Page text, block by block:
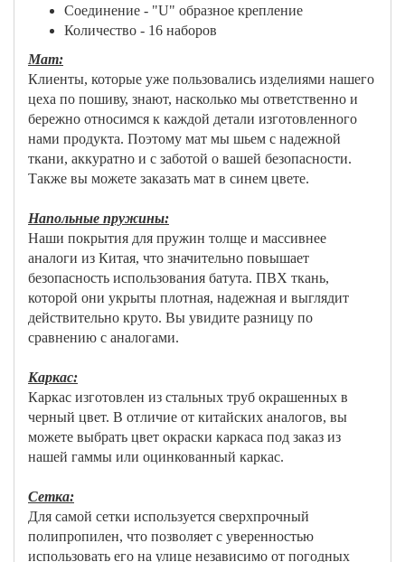
Соединение - "U" образное крепление
Количество - 16 наборов
Мат:
Клиенты, которые уже пользовались изделиями нашего
цеха по пошиву, знают, насколько мы ответственно и
бережно относимся к каждой детали изготовленного
нами продукта. Поэтому мат мы шьем с надежной
ткани, аккуратно и с заботой о вашей безопасности.
Также вы можете заказать мат в синем цвете.
Напольные пружины:
Наши покрытия для пружин толще и массивнее
аналоги из Китая, что значительно повышает
безопасность использования батута. ПВХ ткань,
которой они укрыты плотная, надежная и выглядит
действительно круто. Вы увидите разницу по
сравнению с аналогами.
Каркас:
Каркас изготовлен из стальных труб окрашенных в
черный цвет. В отличие от китайских аналогов, вы
можете выбрать цвет окраски каркаса под заказ из
нашей гаммы или оцинкованный каркас.
Сетка:
Для самой сетки используется сверхпрочный
полипропилен, что позволяет с уверенностью
использовать его на улице независимо от погодных